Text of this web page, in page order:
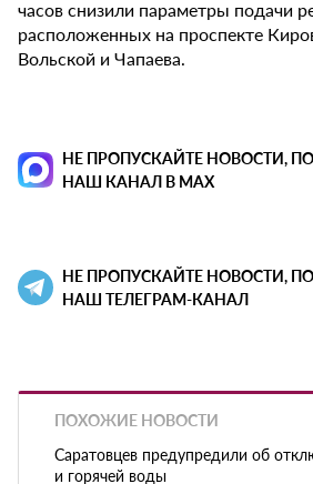
часов снизили параметры подачи
расположенных на проспекте
Вольской и Чапаева.
НЕ ПРОПУСКАЙТЕ НОВОСТИ,
НАШ КАНАЛ В MAX
НЕ ПРОПУСКАЙТЕ НОВОСТИ,
НАШ ТЕЛЕГРАМ-КАНАЛ
ПОХОЖИЕ НОВОСТИ
Саратовцев предупредили об
и горячей воды